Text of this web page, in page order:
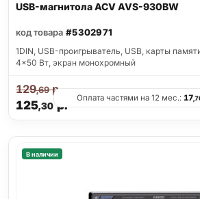
USB-магнитола ACV AVS-930BW
код товара #5302971
1DIN, USB-проигрыватель, USB, карты
4x50 Вт, экран монохромный
125,30р.
129,69р.
Оплата частями на 12 мес.:17
В наличии